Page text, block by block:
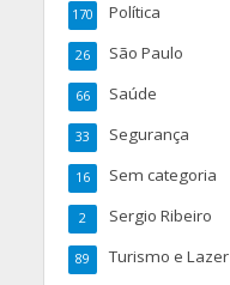
Política
170
São Paulo
26
Saúde
66
Segurança
33
Sem categoria
16
Sergio Ribeiro
2
Turismo e Lazer
89